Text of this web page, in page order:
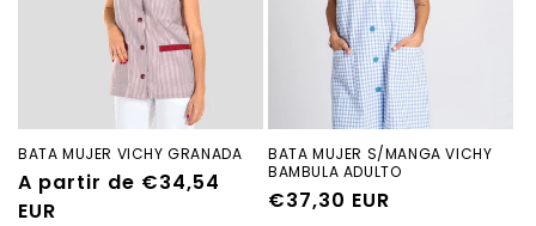
BATA MUJER VICHY GRANADA
Precio
habitual
A partir de €34,54
EUR
BATA MUJER S/MANGA VICHY
BAMBULA ADULTO
Precio
€37,30 EUR